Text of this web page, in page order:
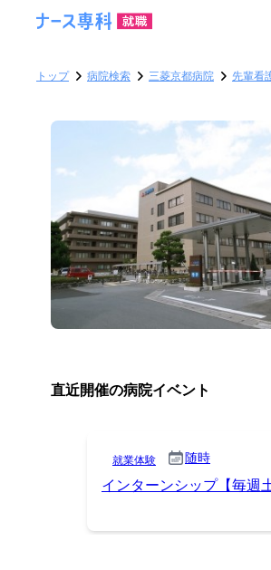
トップ 病院検索 三菱京都病院 先輩看
直近開催の病院イベント
就業体験 随時
インターンシップ【毎週